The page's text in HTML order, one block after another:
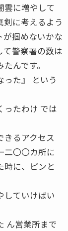
雲に増やして
剣に考えるよう
が掴めないかな
て警察署の数は
んです。
った』 という
ったわけ では
きるアクセス
二〇〇カ所に
時に、ピンと
していけばい
ん営業所まで